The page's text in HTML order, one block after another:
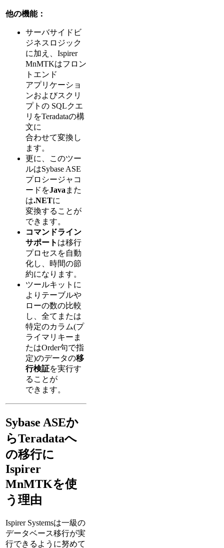
他の機能：
サーバサイドビ
ジネスロジック
に加え、Ispirer
MnMTKはフロン
トエンド
アプリケーショ
ンおよびスクリ
プトの SQLクエ
リをTeradataの構
文に
合わせて変換し
ます。
更に、このツー
ルはSybase ASE
プロシージャコ
ードをJava また
は.NETに
変換することが
できます。
コマンドライン
サポート は移行
プロセスを自動
化し、時間の節
約になります。
ツールキットに
よりテーブルや
ローの数の比較
し、全てまたは
特定のカラム(プ
ライマリキーま
たはOrder句で指
定)のデータの移
行検証を実行す
ることが
できます。
Sybase ASEか
らTeradataへ
の移行に
Ispirer
MnMTKを使
う理由
Ispirer Systemsは一級の
データベース移行が実
行できるように努めて